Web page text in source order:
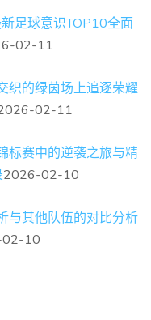
足球意识TOP10全面
02-11
织的绿茵场上追逐荣耀
02-11
标赛中的逆袭之旅与精
2026-02-10
与其他队伍的对比分析
10